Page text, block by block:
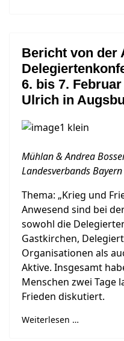
Bericht von der
6. bis 7.
Ulrich in
Mühlan & Andrea
Landesverbands Bayern
Thema: „Krieg und
Anwesend sind bei
sowohl die
Gastkirchen,
Organisationen als
Aktive. Insgesamt
Menschen zwei Tage
Frieden diskutiert.
Weiterlesen …